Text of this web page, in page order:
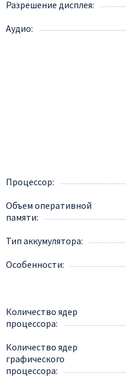
Разрешение дисплея
Аудио
Процессор
Объем оперативной
памяти
Тип аккумулятора
Особенности
Количество ядер
процессора
Количество ядер
графического
процессора